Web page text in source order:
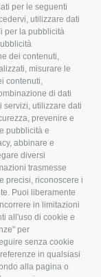
per le seguenti
utilizzare dati
per la pubblicità
dei contenuti,
misurare le
contenuti,
di dati
servizi, utilizzare dati
prevenire e
pubblicità e
abbinare e
diversi
trasmesse
precisi, riconoscere i
Puoi liberamente
in limitazioni
all'uso di cookie e
per
senza cookie
in qualsiasi
alla pagina o
evidenza
Stampa
Newsletter